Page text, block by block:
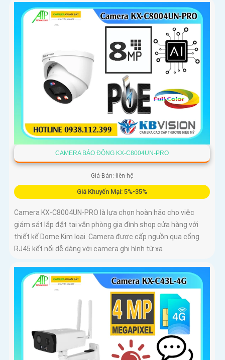
CAMERA BÁO ĐỘNG KX-C8004UN-PRO
Giá Bán: liên hệ
Giá Khuyến Mại: 5%-35%
Camera KX-C8004UN-PRO là lựa chọn hoàn hảo cho việc
giám sát lắp đặt tại văn phòng gia đình shop cửa hàng với
thiết kế Dome Kim loại. Camera được cấp nguồn qua cổng
RJ45 kết nối dễ dàng với camera ghi hình từ xa